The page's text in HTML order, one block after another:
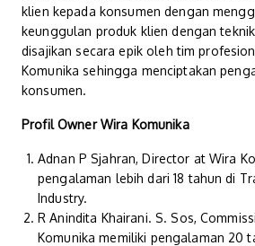
klien kepada konsumen dengan
keunggulan produk klien dengan
disajikan secara epik oleh tim
Komunika sehingga menciptakan
konsumen.
Profil Owner Wira Komunika
Adnan P Sjahran, Director at Wira
pengalaman lebih dari 18 tahun di
Industry.
R Anindita Khairani. S. Sos,
Komunika memiliki pengalaman 20